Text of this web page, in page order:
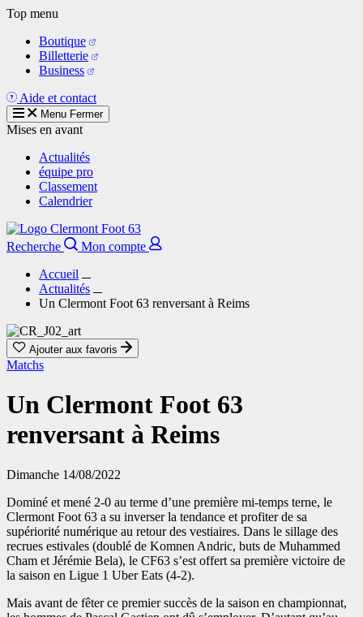
Aller
contenu
principal
Top menu
Boutique
Billetterie
Business
Aide et contact
Menu Fermer
Mises en avant
Actualités
équipe pro
Classement
Calendrier
Recherche
Mon compte
Accueil
Actualités
Un Clermont Foot 63 renversant à Reims
Ajouter aux favoris
Matchs
Un Clermont Foot 63
renversant à Reims
Dimanche 14/08/2022
Dominé et mené 2-0 au terme d’une première mi-temps terne, le
Clermont Foot 63 a su inverser la tendance et profiter de sa
supériorité numérique au retour des vestiaires. Dans le sillage des
recrues estivales (doublé de Komnen Andric, buts de Muhammed
Cham et Jérémie Bela), le CF63 s’est offert sa première victoire de
la saison en Ligue 1 Uber Eats (4-2).
Mais avant de fêter ce premier succès de la saison en championnat,